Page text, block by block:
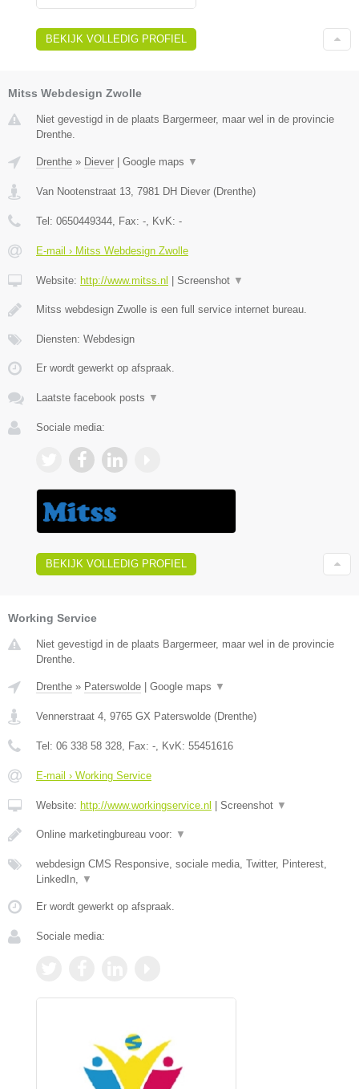
BEKIJK VOLLEDIG PROFIEL
Mitss Webdesign Zwolle
Niet gevestigd in de plaats Bargermeer, maar wel in de provincie
Drenthe.
Drenthe » Diever Google maps ▼
Van Nootenstraat 13, 7981 DH Diever (Drenthe)
Tel: 0650449344, Fax: -, KvK: -
E-mail › Mitss Webdesign Zwolle
Website: http://www.mitss.nl Screenshot ▼
Mitss webdesign Zwolle is een full service internet bureau.
Diensten: Webdesign
Er wordt gewerkt op afspraak.
Laatste facebook posts ▼
Sociale media:
BEKIJK VOLLEDIG PROFIEL
Working Service
Niet gevestigd in de plaats Bargermeer, maar wel in de provincie
Drenthe.
Drenthe » Paterswolde Google maps ▼
Vennerstraat 4 9765 GX Paterswolde (Drenthe)
Tel: 06 338 58 328 , Fax: - , KvK: 55451616
E-mail › Working Service
Website: http://www.workingservice.nl Screenshot ▼
Online marketingbureau voor: ▼
webdesign CMS Responsive, sociale media, Twitter, Pinterest,
LinkedIn,
▼
Er wordt gewerkt op afspraak.
Sociale media: